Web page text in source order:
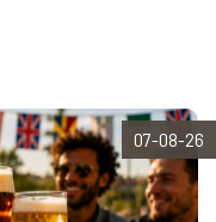
07-08-26